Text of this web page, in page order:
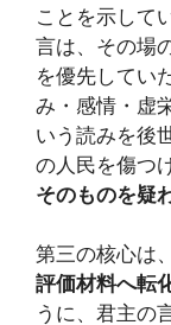
ことを示して
言は、その場
を優先してい
み・感情・虚
いう読みを後
の人民を傷つ
そのものを疑
第三の核心は、
評価材料へ転
うに、君主の